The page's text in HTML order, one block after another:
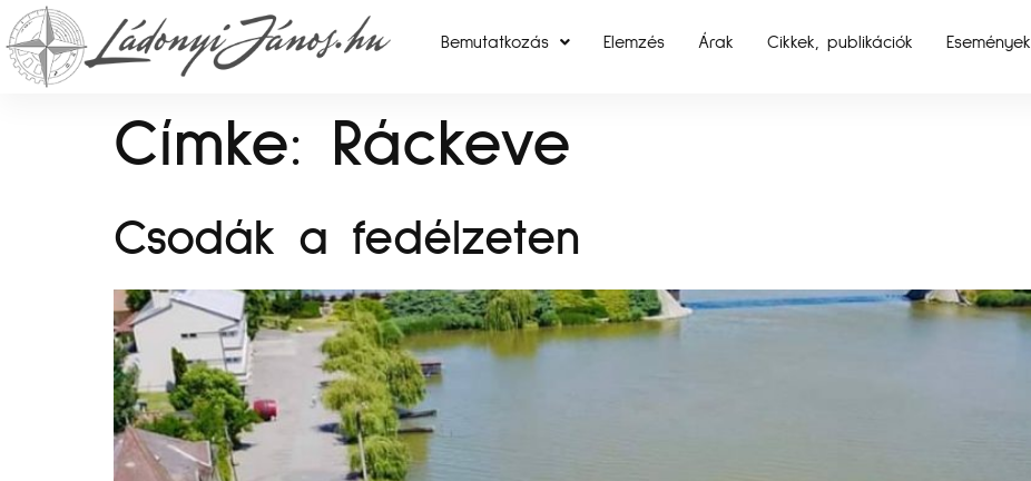
Bemutatkozás Elemzés Árak Cikkek, publikációk Események
Címke: Ráckeve
Csodák a fedélzeten